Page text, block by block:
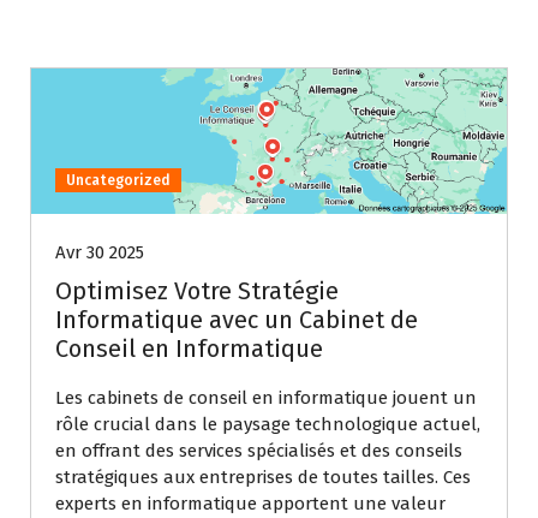
Uncategorized
Avr 30 2025
Optimisez Votre Stratégie
Informatique avec un Cabinet de
Conseil en Informatique
Les cabinets de conseil en informatique jouent un
rôle crucial dans le paysage technologique actuel,
en offrant des services spécialisés et des conseils
stratégiques aux entreprises de toutes tailles. Ces
experts en informatique apportent une valeur